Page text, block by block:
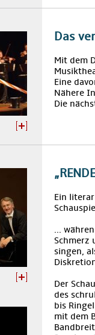
Das
Mit dem
Eine
Nähere
Die
Ein
...
Schmerz
singen,
Der
des
bis
mit dem